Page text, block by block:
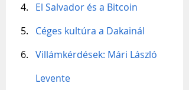
El Salvador és a Bitcoin
Céges kultúra a Dakainál
Villámkérdések: Mári László
Levente